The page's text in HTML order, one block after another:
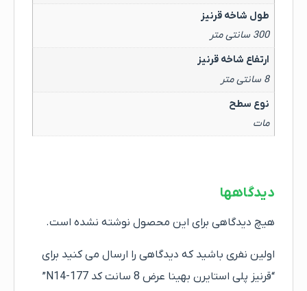
طول شاخه قرنیز
300 سانتی متر
ارتفاع شاخه قرنیز
8 سانتی متر
نوع سطح
مات
دیدگاهها
هیچ دیدگاهی برای این محصول نوشته نشده است.
اولین نفری باشید که دیدگاهی را ارسال می کنید برای
“قرنیز پلی استایرن بهینا عرض 8 سانت کد N14-177”